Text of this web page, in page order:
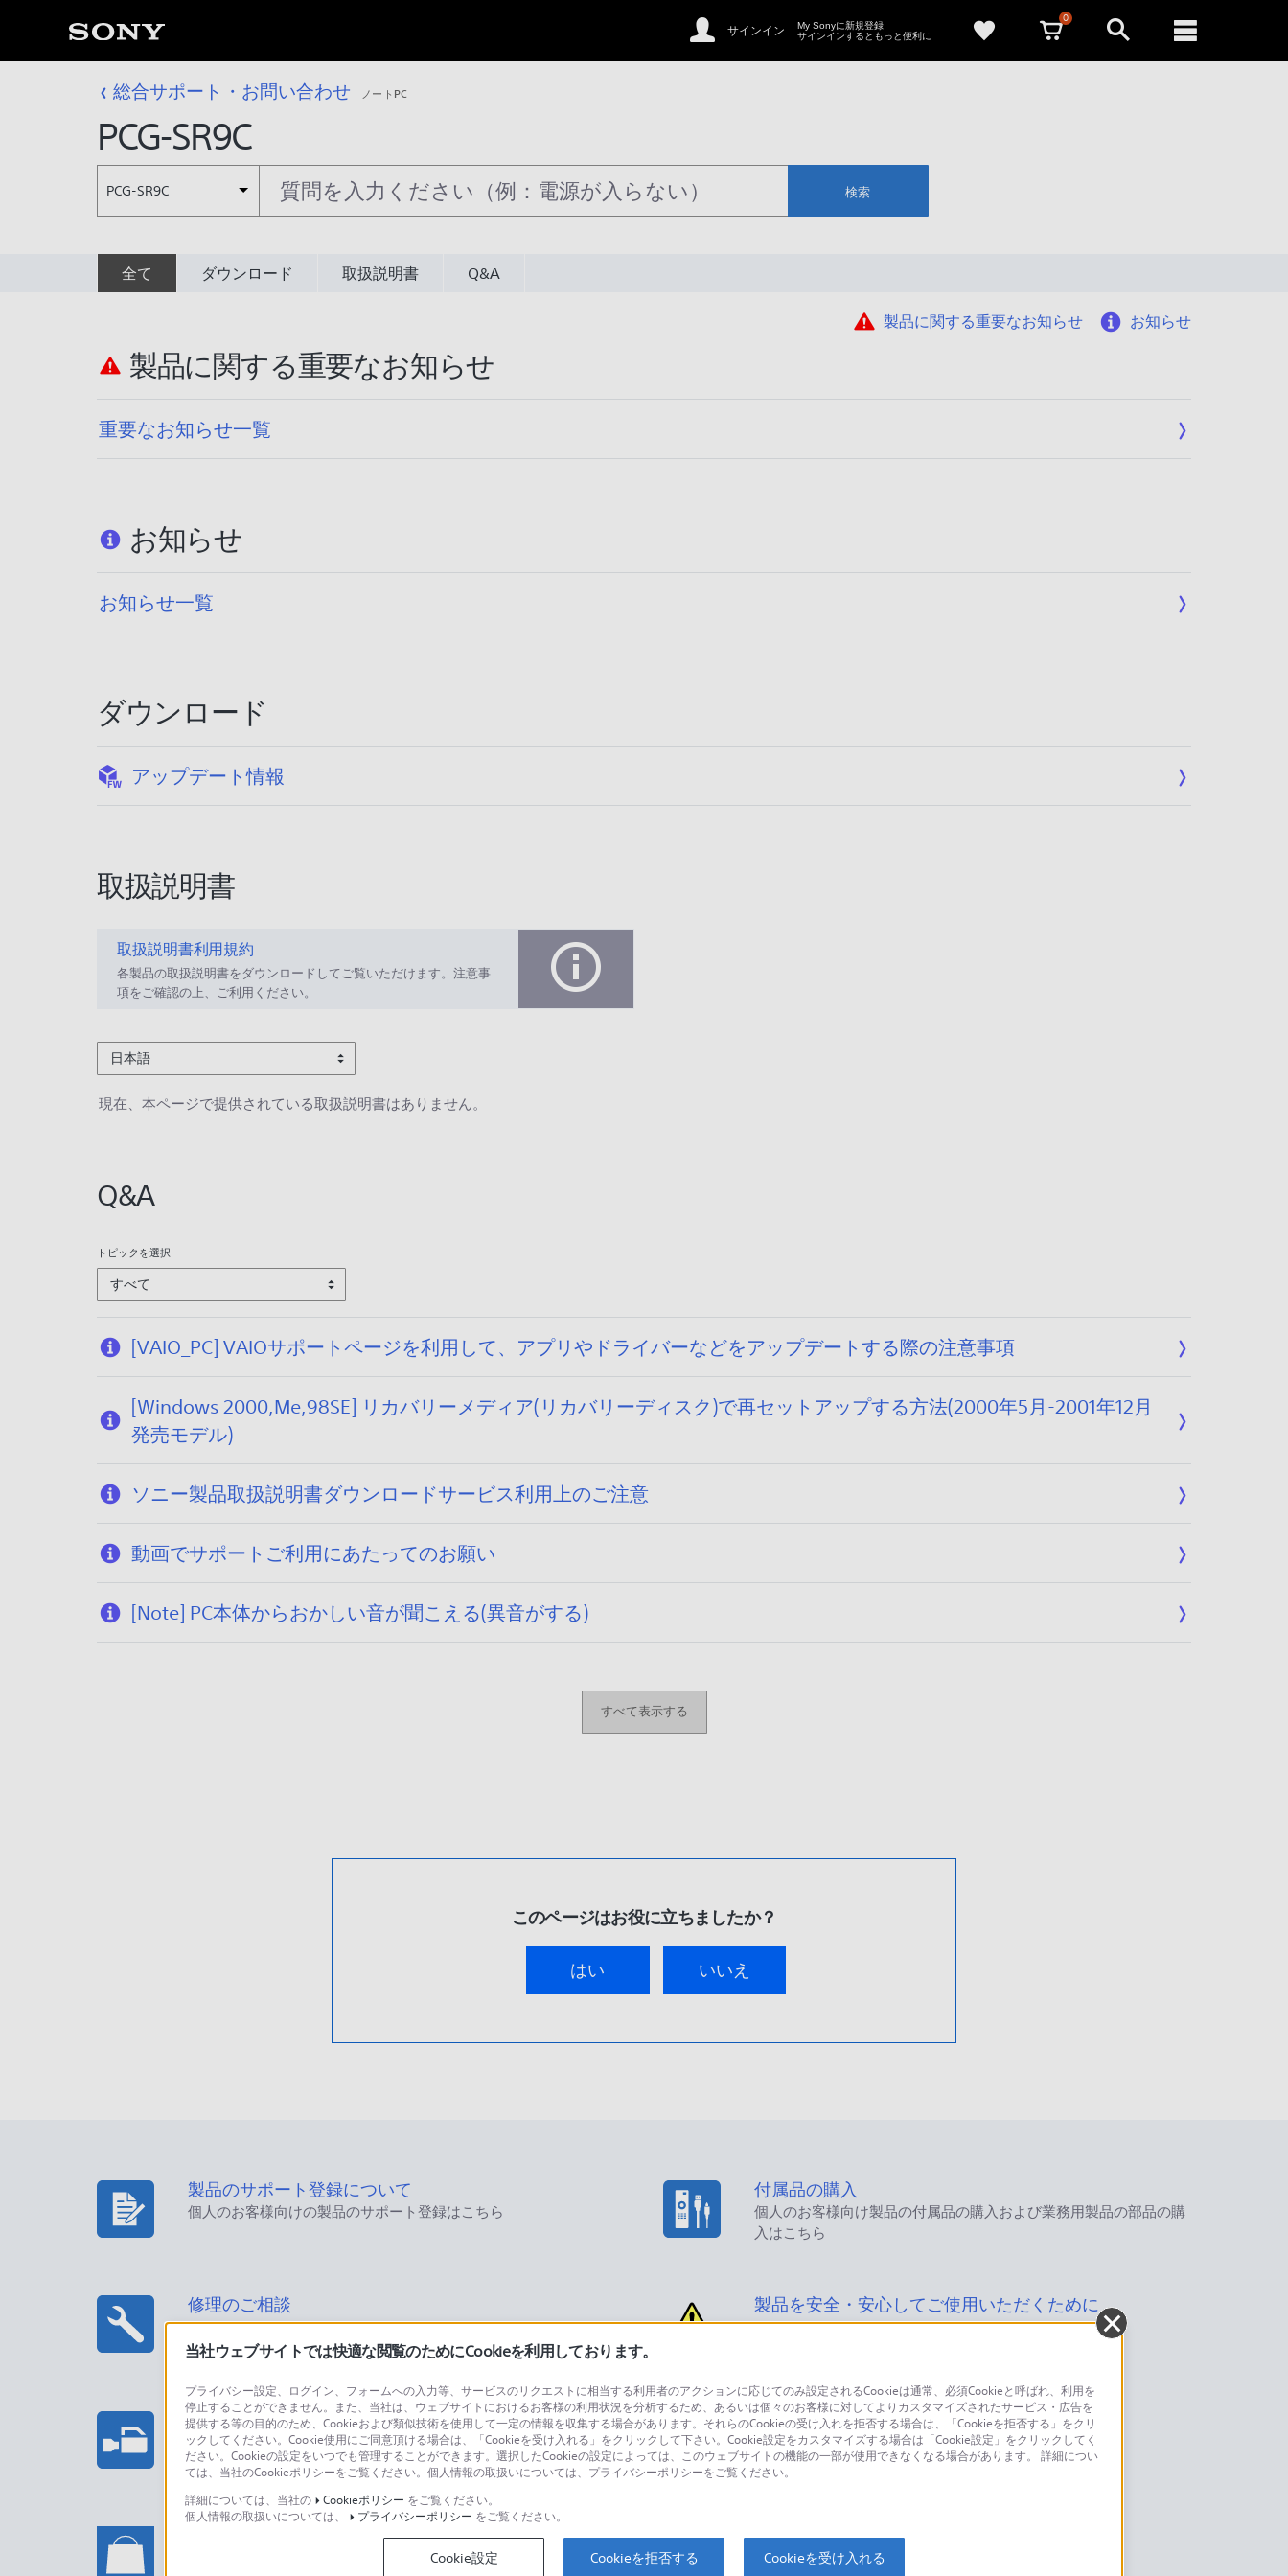
サインイン
My Sonyに新規登録
サインインするともっと便利に
0
総合サポート・お問い合わせ ノートPC
PCG-SR9C
PCG-SR9C 検索
全て ダウンロード 取扱説明書 Q&A
製品に関する重要なお知らせ お知らせ
製品に関する重要なお知らせ
重要なお知らせ一覧
お知らせ
お知らせ一覧
ダウンロード
アップデート情報
取扱説明書
取扱説明書利用規約
各製品の取扱説明書をダウンロードしてご覧いただけます。注意事
項をご確認の上、ご利用ください。
日本語
現在、本ページで提供されている取扱説明書はありません。
Q&A
トピックを選択
すべて
[VAIO_PC] VAIOサポートページを利用して、アプリやドライバーなどをアップデートする際の注意事項
[Windows 2000,Me,98SE] リカバリーメディア(リカバリーディスク)で再セットアップする方法(2000年5月-2001年12月
発売モデル)
ソニー製品取扱説明書ダウンロードサービス利用上のご注意
動画でサポートご利用にあたってのお願い
[Note] PC本体からおかしい音が聞こえる(異音がする)
すべて表示する
このページはお役に立ちましたか？
はい いいえ
製品のサポート登録について
個人のお客様向けの製品のサポート登録はこちら
付属品の購入
個人のお客様向け製品の付属品の購入および業務用製品の部品の購
入はこちら
修理のご相談 製品を安全・安心してご使用いただくために
プロフェッショナル/業務用製品に関するお問い合わせ
法人のお客様はこちら
製品に関するお問い合わせ
個人のお客様はこちら
ソニーストアでのお買い物に関するご利用ガイド・お問
海外仕様製品
オーバーシーズモデルに関してのご案内はこちら
当社ウェブサイトでは快適な閲覧のためにCookieを利用しております。
プライバシー設定、ログイン、フォームへの入力等、サービスのリクエストに相当する利用者のアクションに応じてのみ設定されるCookieは通常、必須Cookieと呼ばれ、利用を
停止することができません。また、当社は、ウェブサイトにおけるお客様の利用状況を分析するため、あるいは個々のお客様に対してよりカスタマイズされたサービス・広告を
提供する等の目的のため、Cookieおよび類似技術を使用して一定の情報を収集する場合があります。それらのCookieの受け入れを拒否する場合は、「Cookieを拒否する」をクリ
ックしてください。Cookie使用にご同意頂ける場合は、「Cookieを受け入れる」をクリックして下さい。Cookie設定をカスタマイズする場合は「Cookie設定」をクリックしてく
ださい。Cookieの設定をいつでも管理することができます。選択したCookieの設定によっては、このウェブサイトの機能の一部が使用できなくなる場合があります。 詳細につい
ては、当社のCookieポリシーをご覧ください。個人情報の取扱いについては、プライバシーポリシーをご覧ください。
詳細については、当社の
Cookieポリシー をご覧ください。
個人情報の取扱いについては、
プライバシーポリシー をご覧ください。
Cookie設定 Cookieを拒否する Cookieを受け入れる